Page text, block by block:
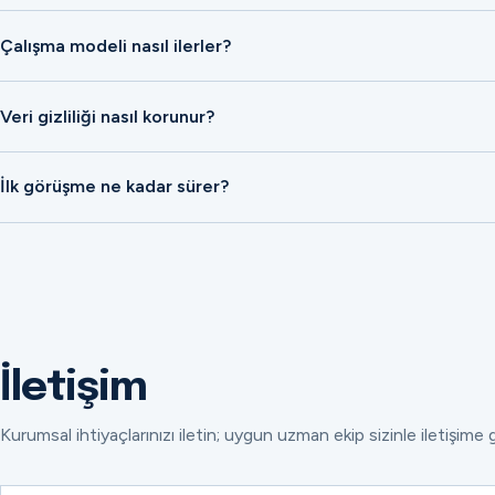
Çalışma modeli nasıl ilerler?
Veri gizliliği nasıl korunur?
İlk görüşme ne kadar sürer?
İletişim
Kurumsal ihtiyaçlarınızı iletin; uygun uzman ekip sizinle iletişime